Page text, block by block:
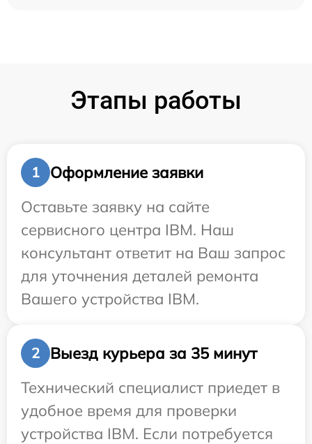
Этапы работы
1
Оформление заявки
Оставьте заявку на сайте
сервисного центра IBM. Наш
консультант ответит на Ваш запрос
для уточнения деталей ремонта
Вашего устройства IBM.
2
Выезд курьера за 35 минут
Технический специалист приедет в
удобное время для проверки
устройства IBM. Если потребуется